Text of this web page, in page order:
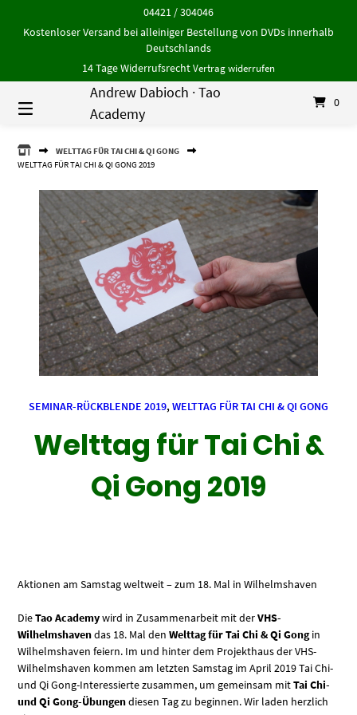
Inhalt
04421 / 304046
Kostenloser Versand bei alleiniger Bestellung von DVDs innerhalb
Deutschlands
14 Tage WiderrufsrechtVertrag widerrufen
Andrew Dabioch · Tao
Academy
0
ANDREW
DABIOCH
TAO
ACADEMY
WELTTAG FÜR TAI CHI & QI GONG
WELTTAG FÜR TAI CHI & QI GONG 2019
SEMINAR-RÜCKBLENDE 2019,WELTTAG FÜR TAI CHI & QI GONG
Welttag für Tai Chi &
Qi Gong 2019
Aktionen am Samstag weltweit – zum 18. Mal in Wilhelmshaven
DieTao Academywird in Zusammenarbeit mit derVHS-
Wilhelmshavendas 18. Mal denWelttag für Tai Chi & Qi Gongin
Wilhelmshaven feiern. Im und hinter dem Projekthaus der VHS-
Wilhelmshaven kommen am letzten Samstag im April 2019 Tai Chi-
und Qi Gong-Interessierte zusammen, um gemeinsam mitTai Chi-
und Qi Gong-Übungendiesen Tag zu beginnen. Wir laden herzlich